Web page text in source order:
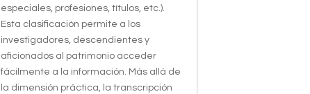
especiales, profesiones, títulos, etc.).
Esta clasificación permite a los
investigadores, descendientes y
aficionados al patrimonio acceder
fácilmente a la información. Más allá de
la dimensión práctica, la transcripción